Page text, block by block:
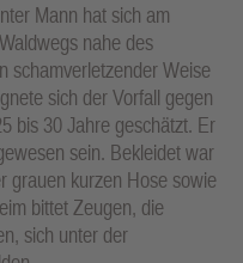
Mann hat sich am
nahe des
schamverletzender Weise
sich der Vorfall gegen
bis 30 Jahre geschätzt. Er
sein. Bekleidet war
grauen kurzen Hose sowie
bittet Zeugen, die
sich unter der